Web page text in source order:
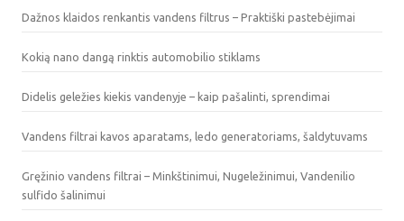
Dažnos klaidos renkantis vandens filtrus – Praktiški pastebėjimai
Kokią nano dangą rinktis automobilio stiklams
Didelis geležies kiekis vandenyje – kaip pašalinti, sprendimai
Vandens filtrai kavos aparatams, ledo generatoriams, šaldytuvams
Gręžinio vandens filtrai – Minkštinimui, Nugeležinimui, Vandenilio
sulfido šalinimui